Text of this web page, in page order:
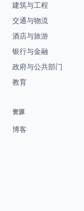
建筑与工程
交通与物流
酒店与旅游
银行与金融
政府与公共部门
教育
资源
博客